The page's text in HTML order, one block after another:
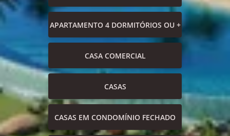
APARTAMENTO 4 DORMITÓRIOS OU +
CASA COMERCIAL
CASAS
CASAS EM CONDOMÍNIO FECHADO